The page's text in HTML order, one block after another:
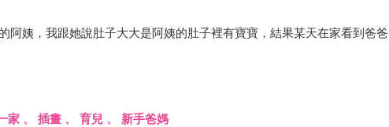
阿姨，我跟她說肚子大大是阿姨的肚子裡有寶寶，結果某天在家看到爸爸
家 、 插畫 、 育兒 、 新手爸媽